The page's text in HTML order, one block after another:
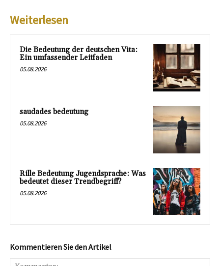
Weiterlesen
Die Bedeutung der deutschen Vita:
Ein umfassender Leitfaden
05.08.2026
saudades bedeutung
05.08.2026
Rille Bedeutung Jugendsprache: Was
bedeutet dieser Trendbegriff?
05.08.2026
Kommentieren Sie den Artikel